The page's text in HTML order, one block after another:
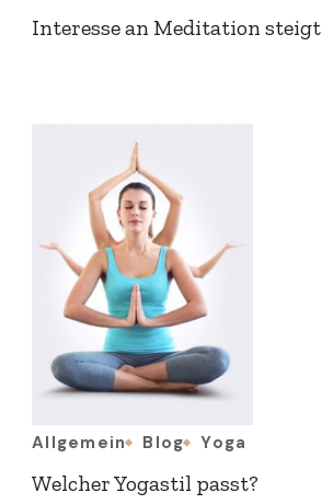
Interesse an Meditation steigt
Allgemein Blog Yoga
Welcher Yogastil passt?